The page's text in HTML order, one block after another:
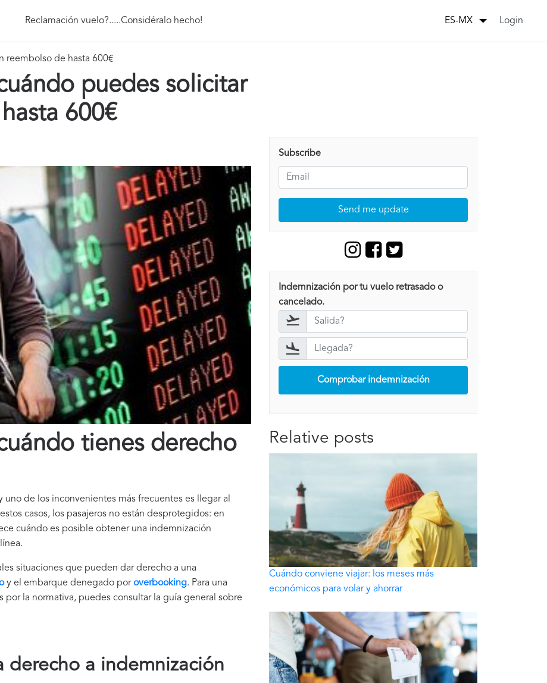
Reclamación vuelo?.....Considéralo hecho! ES-MX Login
reembolso de hasta 600€
puedes solicitar
600€
tienes derecho
de los inconvenientes más frecuentes es llegar al
casos, los pasajeros no están desprotegidos: en
cuándo es posible obtener una indemnización
situaciones que pueden dar derecho a una
y el embarque denegado poroverbooking. Para una
la normativa, puedes consultar la guía general sobre
derecho a indemnización
Subscribe
Send me update
Indemnización por tu vuelo retrasado o
cancelado.
Comprobar indemnización
Relative posts
Cuándo conviene viajar: los meses más
económicos para volar y ahorrar